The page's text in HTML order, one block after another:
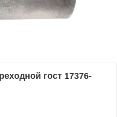
гост 17376-